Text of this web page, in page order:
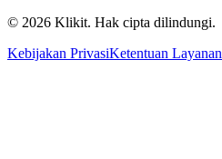
© 2026 Klikit. Hak cipta dilindungi.
Kebijakan PrivasiKetentuan Layanan